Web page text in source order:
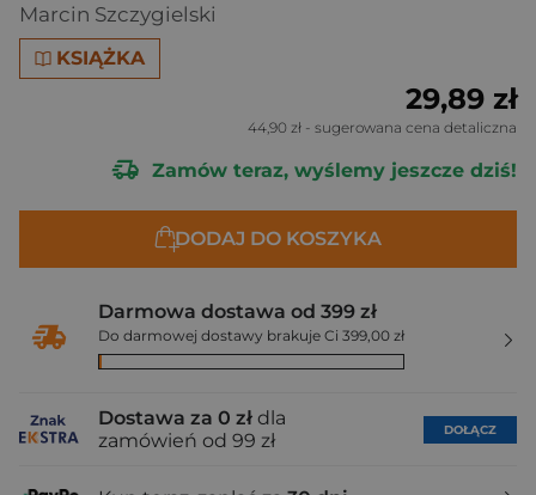
Marcin Szczygielski
KSIĄŻKA
29,89 zł
44,90 zł - sugerowana cena detaliczna
Zamów teraz, wyślemy jeszcze dziś!
DODAJ DO KOSZYKA
Darmowa dostawa od 399 zł
Do darmowej dostawy brakuje Ci 399,00 zł
Dostawa za 0 zł dla
zamówień od 99 zł
DOŁĄCZ